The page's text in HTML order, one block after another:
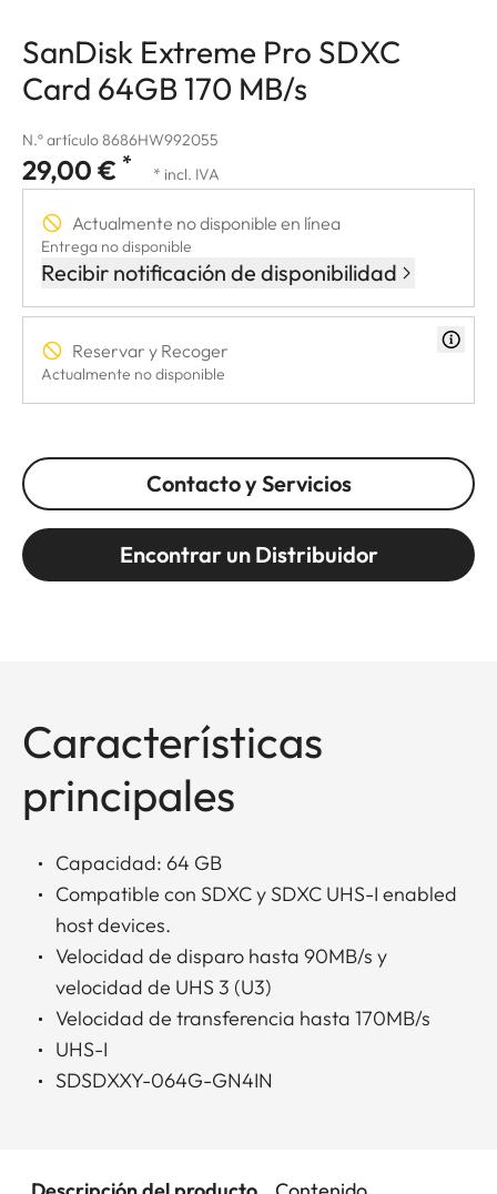
SanDisk Extreme Pro SDXC
Card 64GB 170 MB/s
N.º artículo 8686HW992055
29,00 € * * incl. IVA
Actualmente no disponible en línea
Entrega no disponible
Recibir notificación de disponibilidad
Reservar y Recoger
Actualmente no disponible
Contacto y Servicios
Encontrar un Distribuidor
Características
principales
Capacidad: 64 GB
Compatible con SDXC y SDXC UHS-I enabled
host devices.
Velocidad de disparo hasta 90MB/s y
velocidad de UHS 3 (U3)
Velocidad de transferencia hasta 170MB/s
UHS-I
SDSDXXY-064G-GN4IN